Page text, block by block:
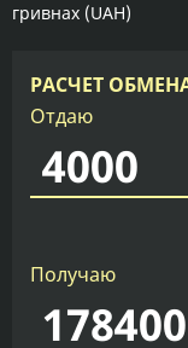
гривнах (UAH)
РАСЧЕТ
Отдаю
Получаю